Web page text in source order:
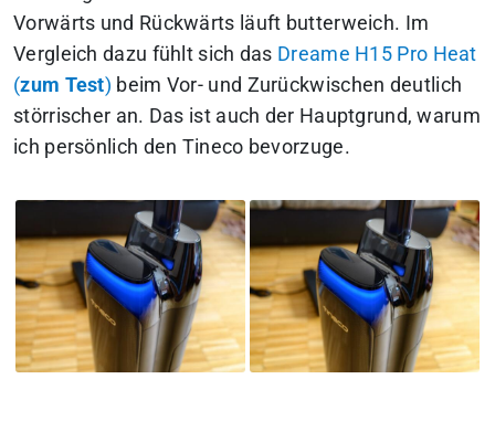
Vorwärts und Rückwärts läuft butterweich. Im
Vergleich dazu fühlt sich das Dreame H15 Pro Heat
(zum Test) beim Vor- und Zurückwischen deutlich
störrischer an. Das ist auch der Hauptgrund, warum
ich persönlich den Tineco bevorzuge.